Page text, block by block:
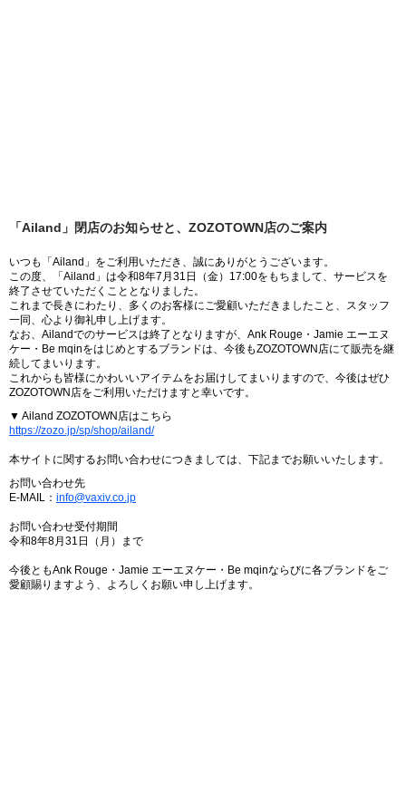
「Ailand」閉店のお知らせと、ZOZOTOWN店のご案内
いつも「Ailand」をご利用いただき、誠にありがとうございます。
この度、「Ailand」は令和8年7月31日（金）17:00をもちまして、サービスを
終了させていただくこととなりました。
これまで長きにわたり、多くのお客様にご愛顧いただきましたこと、スタッフ
一同、心より御礼申し上げます。
なお、Ailandでのサービスは終了となりますが、Ank Rouge・Jamie エーエヌ
ケー・Be mqinをはじめとするブランドは、今後もZOZOTOWN店にて販売を継
続してまいります。
これからも皆様にかわいいアイテムをお届けしてまいりますので、今後はぜひ
ZOZOTOWN店をご利用いただけますと幸いです。
▼ Ailand ZOZOTOWN店はこちら
https://zozo.jp/sp/shop/ailand/
本サイトに関するお問い合わせにつきましては、下記までお願いいたします。
お問い合わせ先
E-MAIL： info@vaxiv.co.jp
お問い合わせ受付期間
令和8年8月31日（月）まで
今後ともAnk Rouge・Jamie エーエヌケー・Be mqinならびに各ブランドをご
愛顧賜りますよう、よろしくお願い申し上げます。